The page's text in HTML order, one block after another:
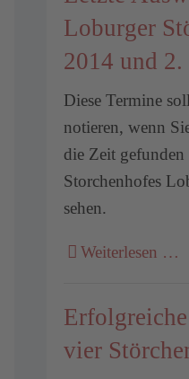
Loburger
2014 und 2.
Diese Termine
notieren, wenn
die Zeit gefunden
Storchenhofes
sehen.
Weiterlesen …
vier